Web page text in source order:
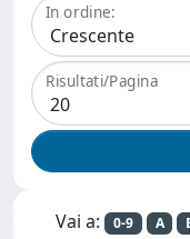
In ordine:
Risultati/Pagina
Vai a: 0-9 A